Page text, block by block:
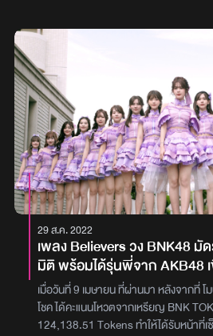
เป็นตัวแทนความรู้สึกของเธอในช่วงเวลา
ทางมาถึงซิงเกิลลำดับที่ 10 ที่ชื่อเดียวกัน
ที่แทนความรู้สึกทุกครั้งที่ได้ขึ้นไปบนเวที
สนุกไปกับทุกคนให้มากที่สุดเท่าที่ทำได้ แ
ด้วยกันตรงนี้แล้วสนุกไปด้วยกัน โดย อิ้ง
เพลงในอัลบั้ม รู้สึกว่าเพลงนี้เป็นเพลงที่มี
จบปิดความรู้สึกของอิ้งค์ในอัลบั้มนี้ได้อย่า
คชั่นที่จัดที่สุดในอัลบั้มนี้ด้วย เลยอยากเ
ก็ขอจัดเพอร์ฟอแมนซ์ เพื่อถ่ายทอดการ
ที่ผ่านมาในทุกๆเอ็มวีของอัลบั้มนี้ ยังไม่มี
เลย เลยคิดว่าเพลงนี้อยากทำให้ทุกคนส
เลยใช้แสงมาเล่นกับวง ทำให้ภาพมันไปกั
ฟังและชม Music Video เพลง “INK
: BOXX MUSIC และปิดท้ายการเดินทาง
อัลบั้มแรกกันแบบสนุก สดใส และเหมาะอย่
ไปยืนดูการแสดงเพลงนี้แบบสดๆ ด้านหน้
29 ส.ค. 2022
เพลง Believers วง BNK48
มิติ พร้อมได้รุ่นพี่จาก AKB48
ออกแบบท่าเต้น
เมื่อวันที่ 9 เมษายน ที่ผ่านมา หลังจากที่
โชค ได้คะแนนโหวตจากเหรียญ BNK
124,138.51 Tokens ทำให้ได้รับหน้าที่เ